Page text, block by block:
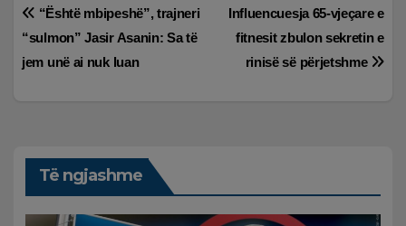
Lëvizje
te
Influencuesja 65-vjeçare e
fitnesit zbulon sekretin e
rinisë së përjetshme
“Është mbipeshë”, trajneri
“sulmon” Jasir Asanin: Sa të
jem unë ai nuk luan
Të ngjashme